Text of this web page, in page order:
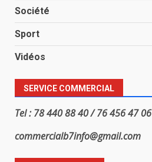
Société
Sport
Vidéos
SERVICE COMMERCIAL
Tel : 78 440 88 40 / 76 456 47 06
commercialb7info@gmail.com